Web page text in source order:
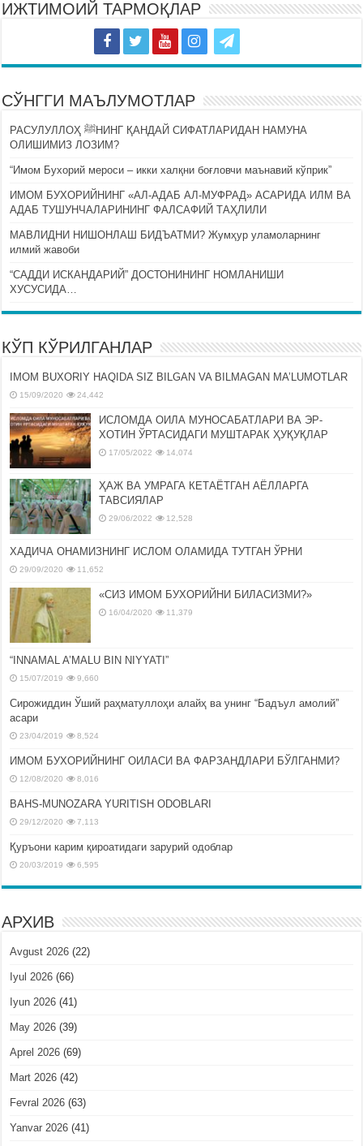
ИЖТИМОИЙ ТАРМОҚЛАР
СЎНГГИ МАЪЛУМОТЛАР
РАСУЛУЛЛОҲ ﷺНИНГ ҚАНДАЙ СИФАТЛАРИДАН НАМУНА
ОЛИШИМИЗ ЛОЗИМ?
“Имом Бухорий мероси – икки халқни боғловчи маънавий кўприк”
ИМОМ БУХОРИЙНИНГ «АЛ-АДАБ АЛ-МУФРАД» АСАРИДА ИЛМ ВА
АДАБ ТУШУНЧАЛАРИНИНГ ФАЛСАФИЙ ТАҲЛИЛИ
МАВЛИДНИ НИШОНЛАШ БИДЪАТМИ? Жумҳур уламоларнинг
илмий жавоби
“САДДИ ИСКАНДАРИЙ” ДОСТОНИНИНГ НОМЛАНИШИ
ХУСУСИДА…
КЎП КЎРИЛГАНЛАР
IMOM BUXORIY HAQIDA SIZ BILGAN VA BILMAGAN MA’LUMOTLAR
15/09/2020 24,442
ИСЛОМДА ОИЛА МУНОСАБАТЛАРИ ВА ЭР-
ХОТИН ЎРТАСИДАГИ МУШТАРАК ҲУҚУҚЛАР
17/05/2022 14,074
ҲАЖ ВА УМРАГА КЕТАЁТГАН АЁЛЛАРГА
ТАВСИЯЛАР
29/06/2022 12,528
ХАДИЧА ОНАМИЗНИНГ ИСЛОМ ОЛАМИДА ТУТГАН ЎРНИ
29/09/2020 11,652
«СИЗ ИМОМ БУХОРИЙНИ БИЛАСИЗМИ?»
16/04/2020 11,379
“INNAMAL A’MALU BIN NIYYATI”
15/07/2019 9,660
Сирожиддин Ўший раҳматуллоҳи алайҳ ва унинг “Бадъул амолий”
асари
23/04/2019 8,524
ИМОМ БУХОРИЙНИНГ ОИЛАСИ ВА ФАРЗАНДЛАРИ БЎЛГАНМИ?
12/08/2020 8,016
BAHS-MUNOZARA YURITISH ODOBLARI
29/12/2020 7,113
Қуръони карим қироатидаги зарурий одоблар
20/03/2019 6,595
АРХИВ
Avgust 2026 (22)
Iyul 2026 (66)
Iyun 2026 (41)
May 2026 (39)
Aprel 2026 (69)
Mart 2026 (42)
Fevral 2026 (63)
Yanvar 2026 (41)